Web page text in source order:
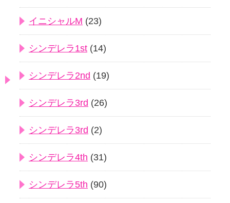
イニシャルM (23)
シンデレラ1st (14)
シンデレラ2nd (19)
シンデレラ3rd (26)
シンデレラ3rd (2)
シンデレラ4th (31)
シンデレラ5th (90)